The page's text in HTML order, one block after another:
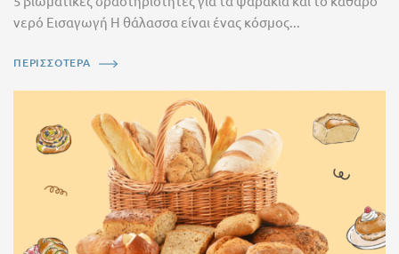
νερό Εισαγωγή Η θάλασσα είναι ένας κόσμος...
ΠΕΡΙΣΣΟΤΕΡΑ